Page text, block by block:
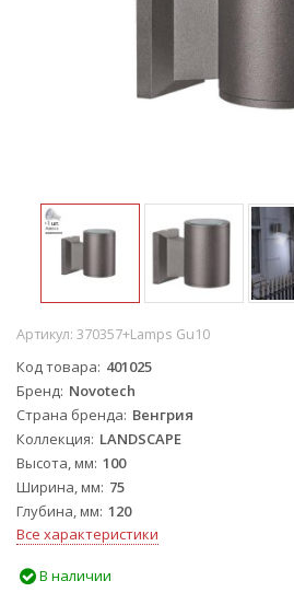
Артикул: 370357+Lamps Gu10
Код товара 401025
Бренд Novotech
Страна бренда Венгрия
Коллекция LANDSCAPE
Высота, мм 100
Ширина, мм 75
Глубина, мм 120
Все характеристики
В наличии